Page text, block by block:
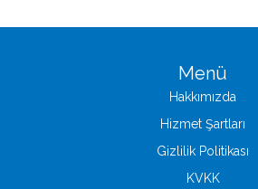
Menü
Hakkımızda
Hizmet Şartları
Gizlilik Politikası
KVKK